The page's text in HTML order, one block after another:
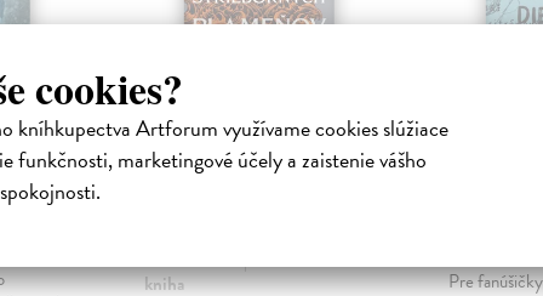
cookies?
kníhkupectva Artforum využívame cookies slúžiace
funkčnosti, marketingové účely a zaistenie vášho
Na dvore zo
kniha
Pre